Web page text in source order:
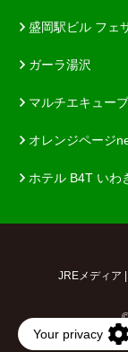
盛岡駅ビル フェ
ガーラ湯沢
マルチエキュー
オレンジページ
ホテル B4T いわ
JREメディア